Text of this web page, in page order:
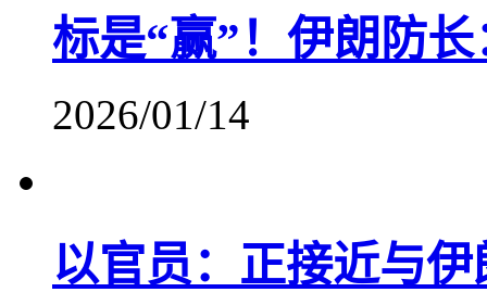
标是“赢”！伊朗防
2026/01/14
以官员：正接近与